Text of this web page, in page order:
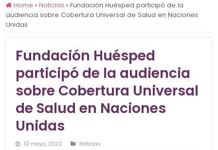
Home » Noticias » Fundación Huésped participó de la
audiencia sobre Cobertura Universal de Salud en Naciones
Unidas
Fundación Huésped
participó de la audiencia
sobre Cobertura Universal
de Salud en Naciones
Unidas
10 mayo, 2023 Noticias